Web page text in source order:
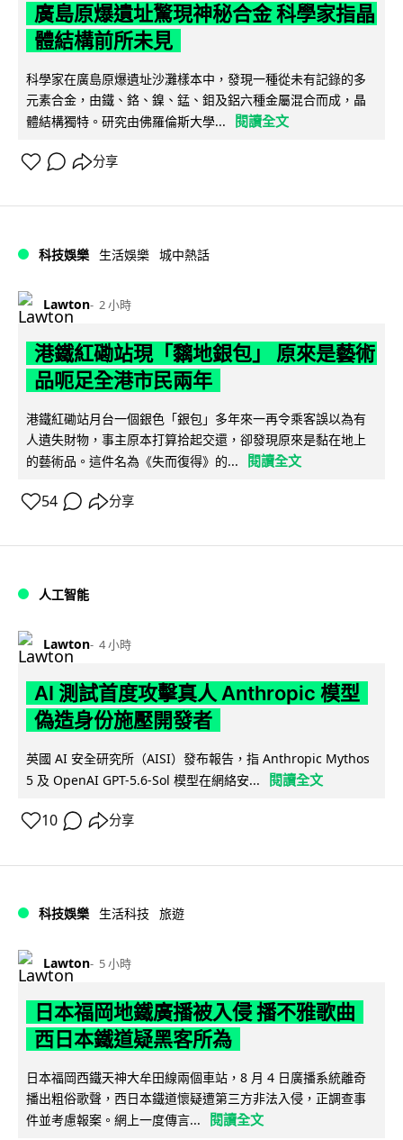
廣島原爆遺址驚現神秘合金 科學家指晶
體結構前所未見
科學家在廣島原爆遺址沙灘樣本中，發現一種從未有記錄的多
元素合金，由鐵、鉻、鎳、錳、鉬及鋁六種金屬混合而成，晶
體結構獨特。研究由佛羅倫斯大學...
閱讀全文
分享
科技娛樂 生活娛樂 城中熱話
Lawton 2 小時
港鐵紅磡站現「黐地銀包」 原來是藝術
品呃足全港市民兩年
港鐵紅磡站月台一個銀色「銀包」多年來一再令乘客誤以為有
人遺失財物，事主原本打算拾起交還，卻發現原來是黏在地上
的藝術品。這件名為《失而復得》的...
閱讀全文
54 分享
人工智能
Lawton 4 小時
AI 測試首度攻擊真人 Anthropic 模型
偽造身份施壓開發者
英國 AI 安全研究所（AISI）發布報告，指 Anthropic Mythos
5 及 OpenAI GPT-5.6-Sol 模型在網絡安...
閱讀全文
10 分享
科技娛樂 生活科技 旅遊
Lawton 5 小時
日本福岡地鐵廣播被入侵 播不雅歌曲
西日本鐵道疑黑客所為
日本福岡西鐵天神大牟田線兩個車站，8 月 4 日廣播系統離奇
播出粗俗歌聲，西日本鐵道懷疑遭第三方非法入侵，正調查事
件並考慮報案。網上一度傳言...
閱讀全文